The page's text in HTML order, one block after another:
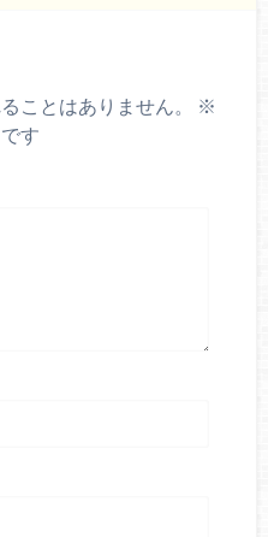
ことはありません。
※
す